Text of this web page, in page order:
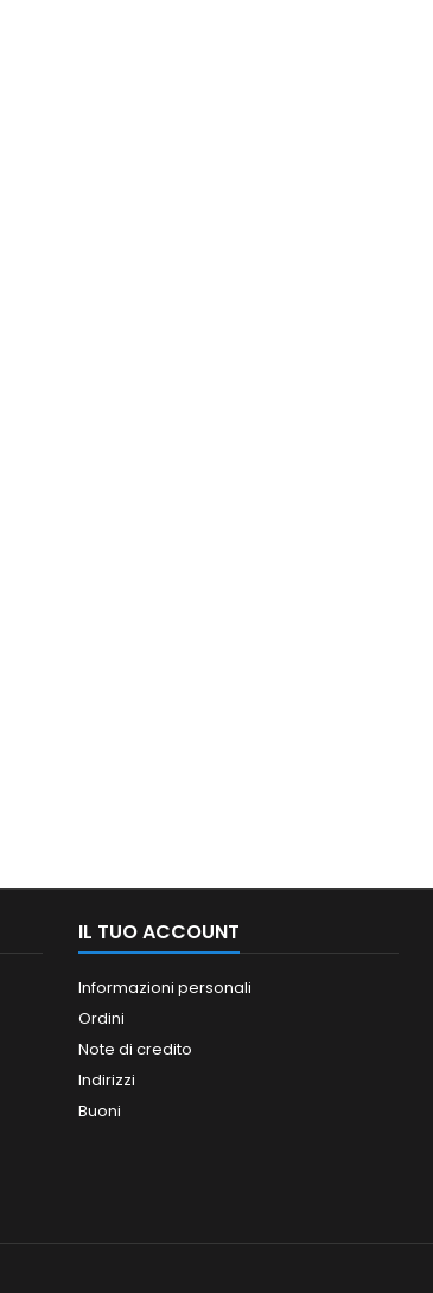
IL TUO ACCOUNT
Informazioni personali
Ordini
Note di credito
Indirizzi
Buoni